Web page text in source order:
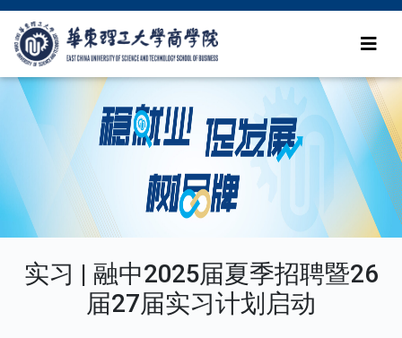
实习 | 融中2025届夏季招聘暨26
届27届实习计划启动